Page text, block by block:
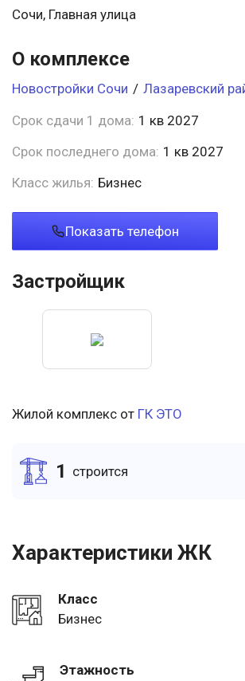
Сочи, Главная улица
О комплексе
Новостройки Сочи / Лазаревский
Срок сдачи 1 дома: 1 кв 2027
Срок последнего дома: 1 кв 2027
Класс жилья: Бизнес
Показать телефон
Застройщик
Жилой комплекс от ГК ЭТО
1 cтроится
Характеристики ЖК
Класс
Бизнес
Этажность